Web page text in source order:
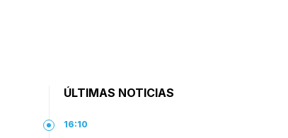
ÚLTIMAS NOTICIAS
16:10